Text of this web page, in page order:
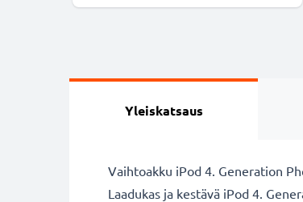
Yleiskatsaus
Vaihtoakku iPod 4. Generation
Laadukas ja kestävä iPod 4.